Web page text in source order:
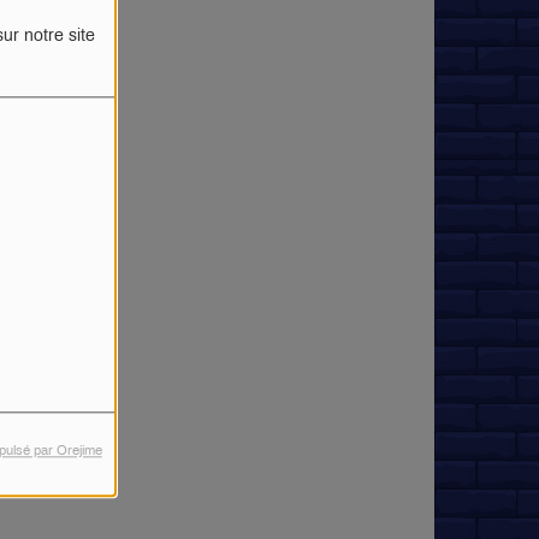
notre site
par Orejime